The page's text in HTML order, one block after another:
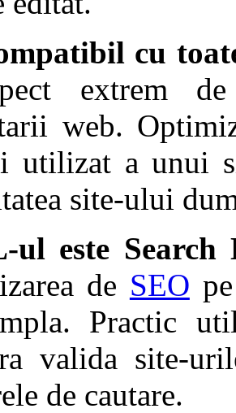
cu
extrem
web.
utilizat a unui
site-ului
ul este
de SEO
Practic
valida site-
de cautare.